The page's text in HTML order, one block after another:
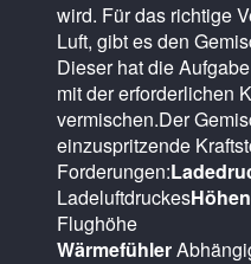
wird. Für das richtige
Luft, gibt es den
Dieser hat die
mit der erforderlichen
vermischen.Der
einzuspritzende
Forderungen:
Ladeluftdruckes
Flughöhe
Wärmefühler